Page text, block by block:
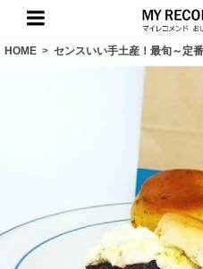
HOME > センスいい手土産！最旬～定